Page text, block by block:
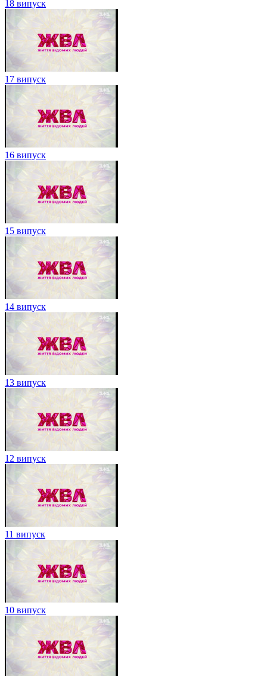
18 випуск
17 випуск
16 випуск
15 випуск
14 випуск
13 випуск
12 випуск
11 випуск
10 випуск